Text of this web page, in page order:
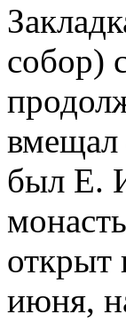
собор)
вмещал
был Е.
открыт
июня,